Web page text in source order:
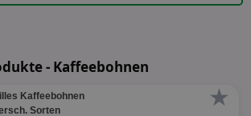
- Kaffeebohnen
★
Kaffeebohnen
Sorten